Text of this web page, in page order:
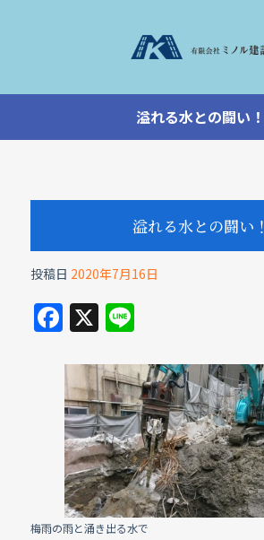
溢れる水との闘い！
溢れる水との闘い！
投稿日 2020年7月16日
F
a
c
e
b
o
o
k
X Li
e
梅雨の雨と涌き出る水で